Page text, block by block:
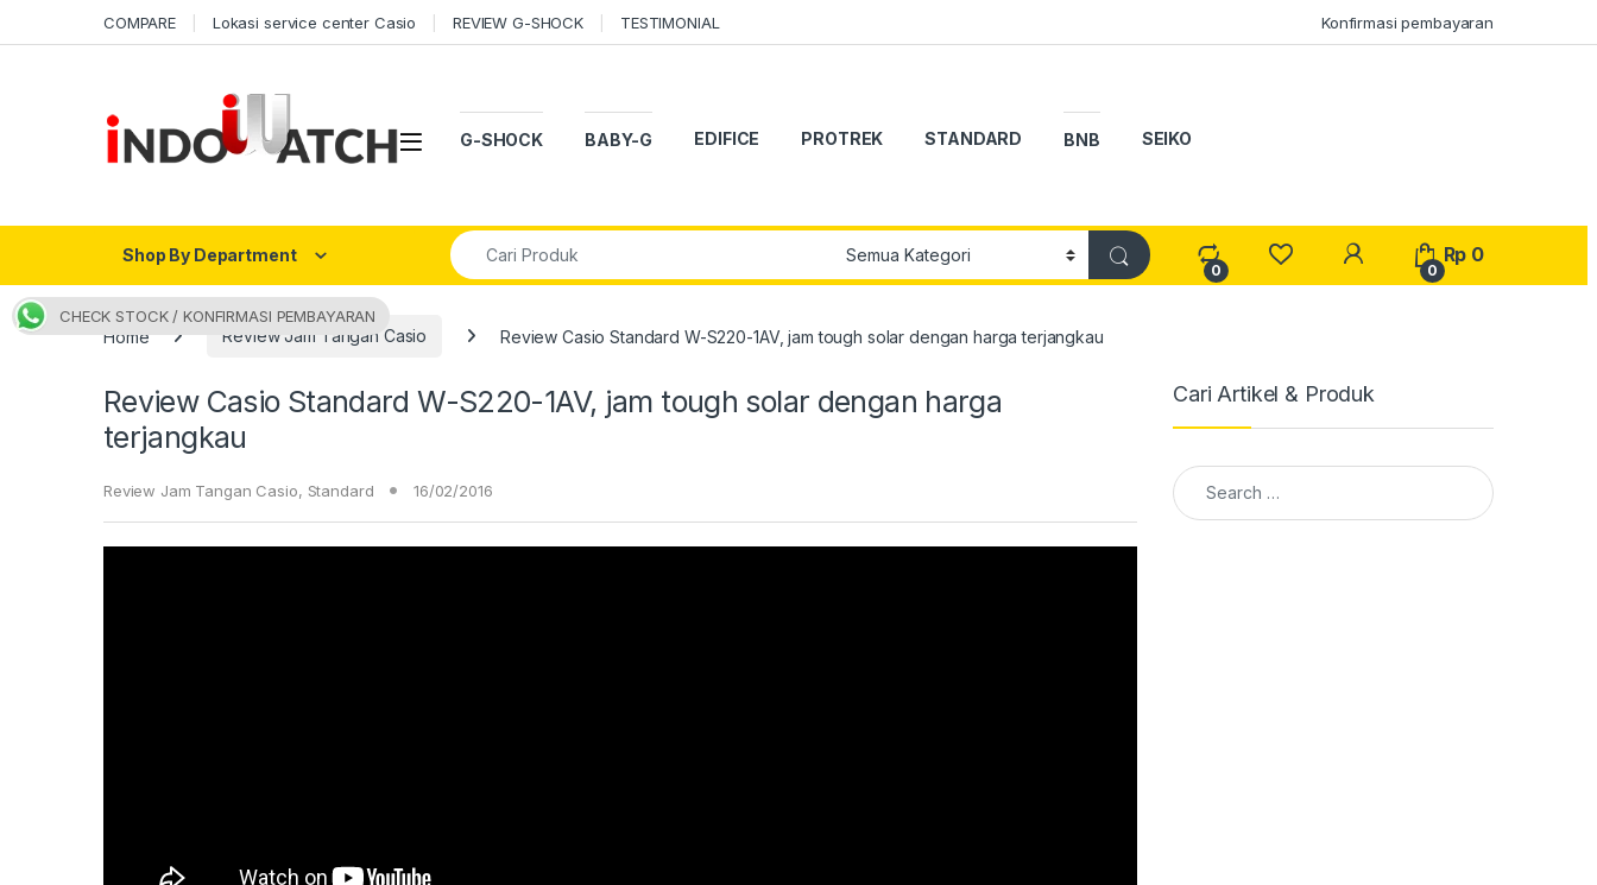
COMPARE Lokasi service center Casio REVIEW G-SHOCK TESTIMONIAL Konfirmasi pembayaran
Open G-SHOCK BABY-G EDIFICE PROTREK STANDARD BNB SEIKO
Shop By Department
Search for:
0
My Account
0
Rp 0
Home Review Jam Tangan Casio Review Casio Standard W-S220-1AV, jam tough solar dengan harga terjangkau
Review Casio Standard W-S220-1AV, jam tough solar dengan harga
terjangkau
Review Jam Tangan Casio, Standard 16/02/2016
Cari Artikel & Produk
Search for:
CHECK STOCK / KONFIRMASI PEMBAYARAN